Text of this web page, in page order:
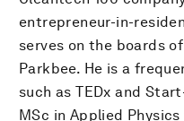
entrepreneur-in-
serves on the boards
Parkbee. He is a
such as TEDx and
MSc in Applied